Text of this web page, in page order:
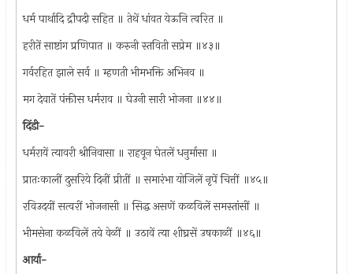
धर्म पार्थादि द्रौपदी सहित ॥ तेथें धांवत येऊनि त्वरित ॥
हरीतें साष्टांग प्रणिपात ॥ करुनी स्तविती सप्रेम ॥४३॥
गर्वरहित झाले सर्व ॥ म्हणती भीमभक्ति अभिनव ॥
मग देवातें पंक्तीस धर्मराव ॥ घेउनी सारी भोजना ॥४४॥
दिंडी-
धर्मरायें त्यावरी श्रीनिवासा ॥ राहवून घेतलें धनुर्मासा ॥
प्रातःकालीं दुसरिये दिनीं प्रीतीं ॥ समारंभा योजिलें नृपें चित्तीं ॥४५॥
रविउदयीं सत्वरीं भोजनासी ॥ सिद्ध असणें कळविलें समस्तांसीं ॥
भीमसेना कळविलें तये वेळीं ॥ उठावें त्या शीघ्रसें उषकाळीं ॥४६॥
आर्या-